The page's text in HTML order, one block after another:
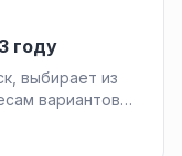
году
выбирает из
вариантов